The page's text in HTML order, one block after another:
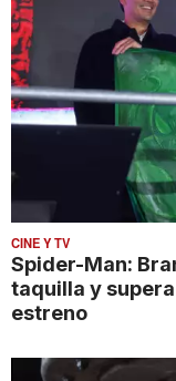
CINE Y TV
Spider-Man:
taquilla y
estreno